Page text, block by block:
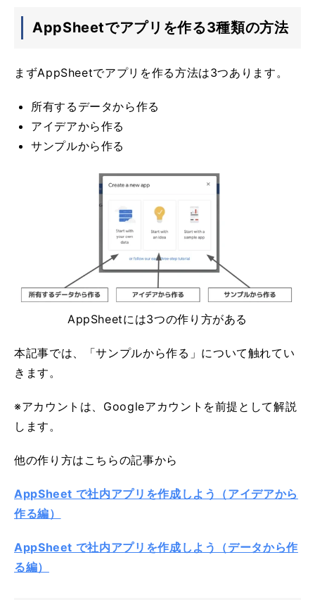
AppSheetでアプリを作る3種類の方法
まずAppSheetでアプリを作る方法は3つあります。
所有するデータから作る
アイデアから作る
サンプルから作る
AppSheetには3つの作り方がある
本記事では、「サンプルから作る」について触れてい
きます。
※アカウントは、Googleアカウントを前提として解説
します。
他の作り方はこちらの記事から
AppSheet で社内アプリを作成しよう（アイデアから
作る編）
AppSheet で社内アプリを作成しよう（データから作
る編）